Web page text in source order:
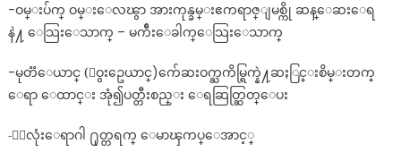
-ဝမ္းပ်က္ ဝမ္းေလၽွာ အားကုန္ခမ္းဧကရာဇ္ျမစ္ကို ဆန္ေဆးေရ
နဲ႔ ေသြးေသာက္ – မက်ီးေခါက္ေသြးေသာက္
-မုတၱေယာင္ (ေဝွးဥေယာင္)က်ေဆးဝက္ႀကိမ္ရြက္နဲ႔ဆႏြင္းစိမ္းတက္
ေရာ ေထာင္း အုံ၍ပတ္တီးစည္း ေရဆြတ္ဆြတ္ေပး
-ႏွလုံးေရာဂါ ႐ုတ္တရက္ ေမာၾကပ္ေအာင့္